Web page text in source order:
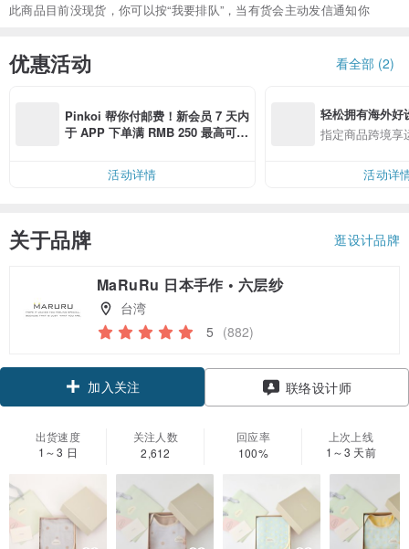
此商品目前没现货，你可以按“我要排队”，当有货会主动发信通知你
优惠活动 看全部 (2)
Pinkoi 帮你付邮费！新会员 7 天内
于 APP 下单满 RMB 250 最高可折
活动详情
轻松拥有海外好
指定商品跨境享
活动详
关于品牌 逛设计品牌
MaRuRu 日本手作 • 六层纱
台湾
5 (882)
加入关注 联络设计师
出货速度
1～3 日
关注人数
2,612
回应率
100%
上次上线
1～3 天前